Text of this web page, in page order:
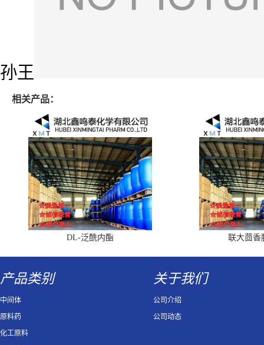
孙王
相关产品：
DL-泛酰内酯 联大茴香
产品类别
中间体
原料药
化工原料
关于我们
公司介绍
公司动态